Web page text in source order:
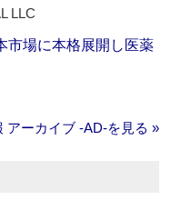
LLC
市場に本格展開し医薬
アーカイブ ‐AD‐を見る »